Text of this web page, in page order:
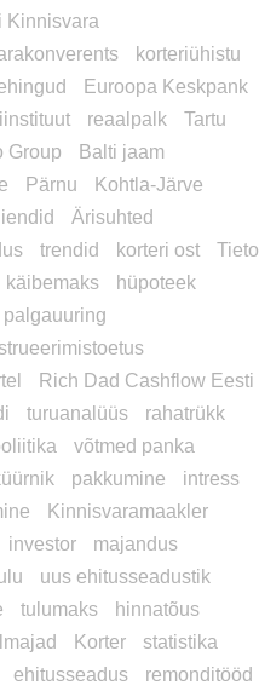
Kinnisvara
korteriühistu
Euroopa Keskpank
reaalpalk
Tartu
Group
Balti jaam
Pärnu
Kohtla-Järve
Ärisuhted
trendid korteri ost
Tieto
käibemaks
hüpoteek
Rich Dad Cashflow Eesti
turuanalüüs
rahatrükk
võtmed panka
pakkumine
intress
Kinnisvaramaakler
investor
majandus
uus ehitusseadustik
tulumaks
hinnatõus
Korter
statistika
ehitusseadus
remonditööd